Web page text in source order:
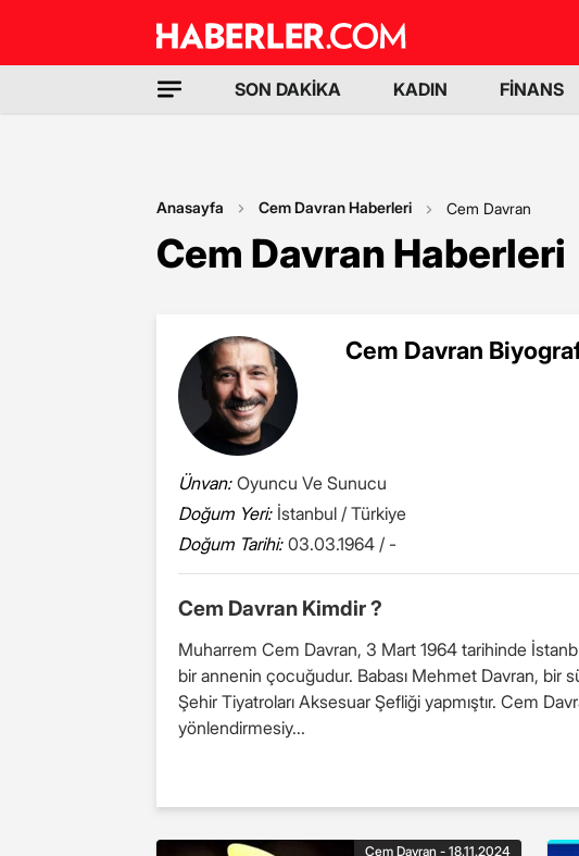
SON DAKİKA KADIN FİNANS
Anasayfa Cem Davran Haberleri Cem Davran
Cem Davran Haberleri
Cem Davran
Ünvan: Oyuncu Ve Sunucu
Doğum Yeri: İstanbul / Türkiye
Doğum Tarihi: 03.03.1964 / -
Cem Davran Kimdir ?
Muharrem Cem Davran, 3 Mart 1964 tarihinde
bir annenin çocuğudur. Babası Mehmet Davran, bir
Şehir Tiyatroları Aksesuar Şefliği yapmıştır. Cem
yönlendirmesiy...
Cem Davran - 18.11.2024